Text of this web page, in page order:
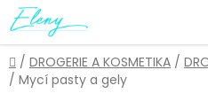
Přejít
na
obsah
Domů
/ DROGERIE A KOSMETIKA /
/ Mycí pasty a gely